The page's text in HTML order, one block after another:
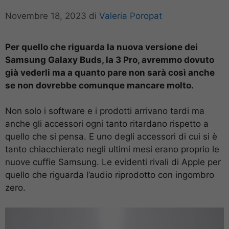
Novembre 18, 2023 di Valeria Poropat
Per quello che riguarda la nuova versione dei
Samsung Galaxy Buds, la 3 Pro, avremmo dovuto
già vederli ma a quanto pare non sarà così anche
se non dovrebbe comunque mancare molto.
Non solo i software e i prodotti arrivano tardi ma
anche gli accessori ogni tanto ritardano rispetto a
quello che si pensa. E uno degli accessori di cui si è
tanto chiacchierato negli ultimi mesi erano proprio le
nuove cuffie Samsung. Le evidenti rivali di Apple per
quello che riguarda l’audio riprodotto con ingombro
zero.